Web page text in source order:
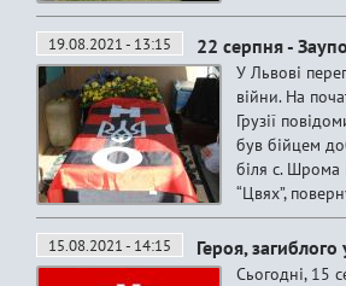
19.08.2021 - 13:15 22 серпня -
У Львові
війни. На
Грузії
був бійцем
біля с. Шрома
“Цвях”,
15.08.2021 - 14:15 Героя,
Сьогодні, 15